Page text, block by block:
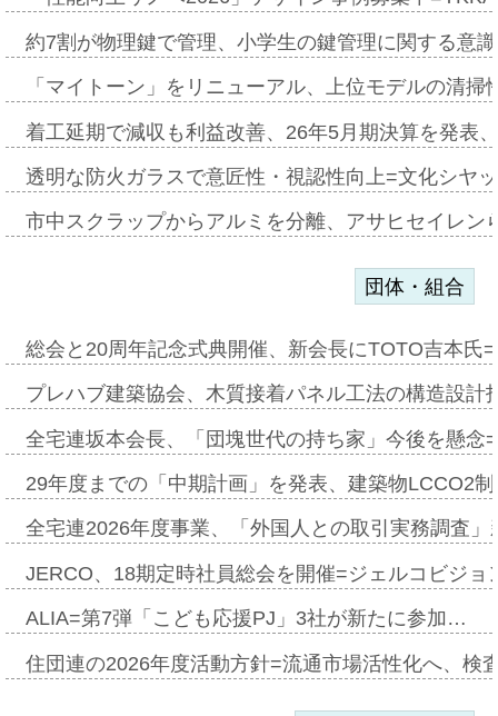
約7割が物理鍵で管理、小学生の鍵管理に関する意
「マイトーン」をリニューアル、上位モデルの清
着工延期で減収も利益改善、26年5月期決算を発表
透明な防火ガラスで意匠性・視認性向上=文化シヤ
市中スクラップからアルミを分離、アサヒセイレ
団体・組合
総会と20周年記念式典開催、新会長にTOTO吉本氏
プレハブ建築協会、木質接着パネル工法の構造設
全宅連坂本会長、「団塊世代の持ち家」今後を懸
29年度までの「中期計画」を発表、建築物LCCO2
全宅連2026年度事業、「外国人との取引実務調査
JERCO、18期定時社員総会を開催=ジェルコビジ
ALIA=第7弾「こども応援PJ」3社が新たに参加…
住団連の2026年度活動方針=流通市場活性化へ、検